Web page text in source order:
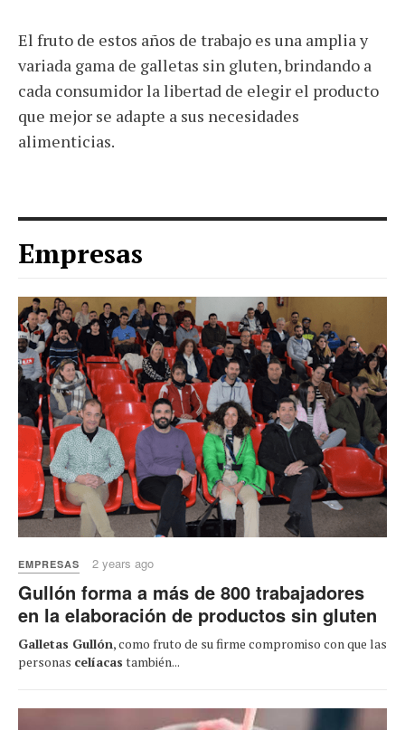
El fruto de estos años de trabajo es una amplia y
variada gama de galletas sin gluten, brindando a
cada consumidor la libertad de elegir el producto
que mejor se adapte a sus necesidades
alimenticias.
Empresas
EMPRESAS 2 years ago
Gullón forma a más de 800 trabajadores
en la elaboración de productos sin gluten
Galletas Gullón, como fruto de su firme compromiso con que las
personas celíacas también...